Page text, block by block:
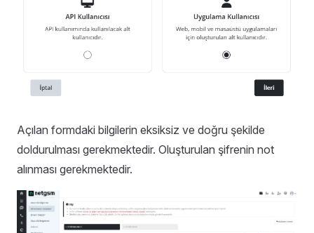
Açılan formdaki bilgilerin eksiksiz ve doğru şekilde
doldurulması gerekmektedir. Oluşturulan şifrenin not
alınması gerekmektedir.